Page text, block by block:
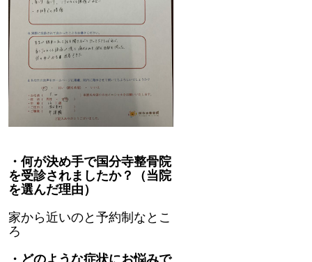
・何が決め手で国分寺整骨院
を受診されましたか？（当院
を選んだ理由）
家から近いのと予約制なとこ
ろ